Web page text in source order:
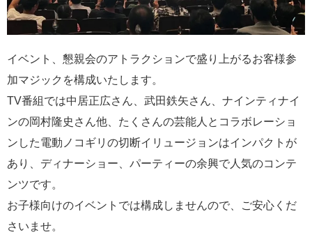
イベント、懇親会のアトラクションで盛り上がるお客様参
加マジックを構成いたします。
TV番組では中居正広さん、武田鉄矢さん、ナインティナイ
ンの岡村隆史さん他、たくさんの芸能人とコラボレーショ
ンした電動ノコギリの切断イリュージョンはインパクトが
あり、ディナーショー、パーティーの余興で人気のコンテ
ンツです。
お子様向けのイベントでは構成しませんので、ご安心くだ
さいませ。